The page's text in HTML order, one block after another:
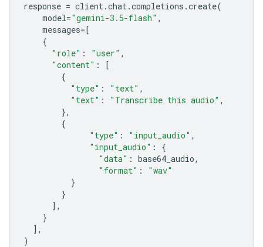
response = client.chat.completions .create(
model="gemini-3.5-flash" ,
messages=[
{
"role" : "user" ,
"content" :
[
{
"type" : "text" ,
"text" : "Transcribe this audio" ,
},
{
"type" : "input_audio" ,
"input_audio" :
{
"data" : base64_audio,
"format" :
"wav"
}
}
],
}
],
)